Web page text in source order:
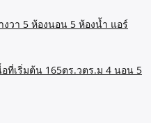
วา 5 ห้องนอน 5 ห้องน้ำ แอร์
ที่เริ่มต้น 165ตร.วตร.ม 4 นอน 5